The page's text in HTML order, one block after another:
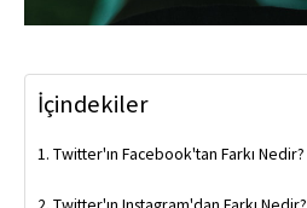
İçindekiler
Twitter'ın Facebook'tan Farkı Nedir?